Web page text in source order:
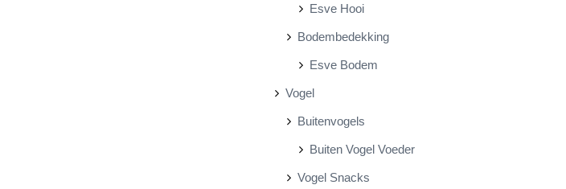
Esve Hooi
Bodembedekking
Esve Bodem
Vogel
Buitenvogels
Buiten Vogel Voeder
Vogel Snacks